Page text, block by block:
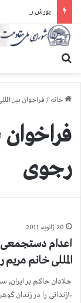
خانه / فراخوان بین
فراخوان
رجوی
20 ژانویه 2011
المللی خانم
۱۰زندانی را در زندان گوهردشت به دار آویختند.…